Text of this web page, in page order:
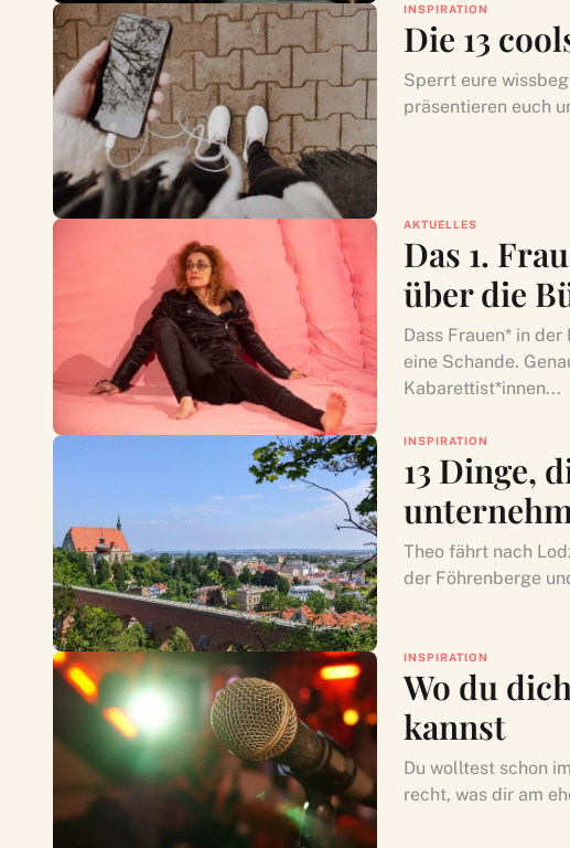
INSPIRATION
Die 13
Sperrt eure
präsentieren euch
AKTUELLES
Das 1.
über die
Dass Frauen* in
eine Schande.
Kabarettist*innen...
INSPIRATION
13 Dinge,
Theo fährt nach
der Föhrenberge
INSPIRATION
Wo du
kannst
Du wolltest schon
recht, was dir am